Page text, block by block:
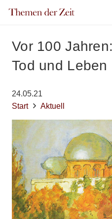
Vor 100
Tod und Leben
24.05.21
Start
Aktuell